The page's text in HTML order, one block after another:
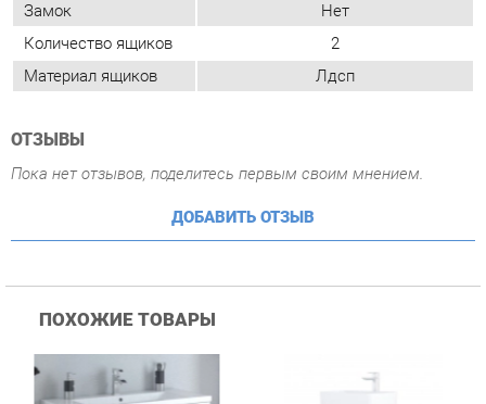
Пока нет отзывов, поделитесь первым своим мнением.
ДОБАВИТЬ ОТЗЫВ
Тумба навесная Corozo
Corozo Графит 100 Z2
20024 Пайн
Corozo Гольф 65 10573